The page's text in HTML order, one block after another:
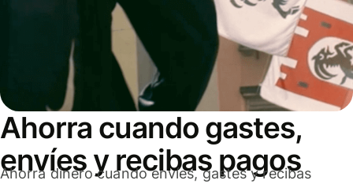
Ahorra cuando gastes,
envíes y recibas pagos
Ahorra dinero cuando envíes, gastes y recibas